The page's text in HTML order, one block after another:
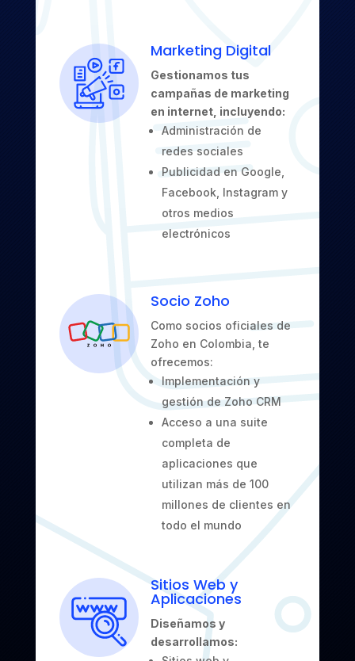
Marketing Digital
Gestionamos tus
campañas de marketing
en internet, incluyendo:
Administración de
redes sociales
Publicidad en Google,
Facebook, Instagram y
otros medios
electrónicos
Socio Zoho
Como socios oficiales de
Zoho en Colombia, te
ofrecemos:
Implementación y
gestión de Zoho CRM
Acceso a una suite
completa de
aplicaciones que
utilizan más de 100
millones de clientes en
todo el mundo
Sitios Web y
Aplicaciones
Diseñamos y
desarrollamos: